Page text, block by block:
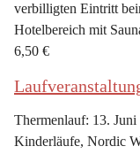
verbilligten Eintritt
Hotelbereich mit
6,50 €
Thermenlauf: 13.
Kinderläufe, Nordic